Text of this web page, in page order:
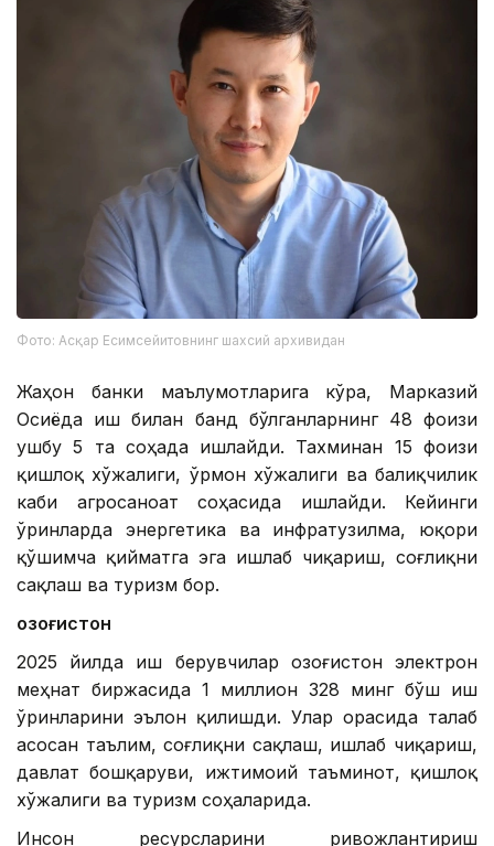
Фото: Асқар Есимсейитовнинг шахсий архивидан
Жаҳон банки маълумотларига кўра, Марказий
Осиёда иш билан банд бўлганларнинг 48 фоизи
ушбу 5 та соҳада ишлайди. Тахминан 15 фоизи
қишлоқ хўжалиги, ўрмон хўжалиги ва балиқчилик
каби агросаноат соҳасида ишлайди. Кейинги
ўринларда энергетика ва инфратузилма, юқори
қўшимча қийматга эга ишлаб чиқариш, соғлиқни
сақлаш ва туризм бор.
Қозоғистон
2025 йилда иш берувчилар Қозоғистон электрон
меҳнат биржасида 1 миллион 328 минг бўш иш
ўринларини эълон қилишди. Улар орасида талаб
асосан таълим, соғлиқни сақлаш, ишлаб чиқариш,
давлат бошқаруви, ижтимоий таъминот, қишлоқ
хўжалиги ва туризм соҳаларида.
Инсон ресурсларини ривожлантириш